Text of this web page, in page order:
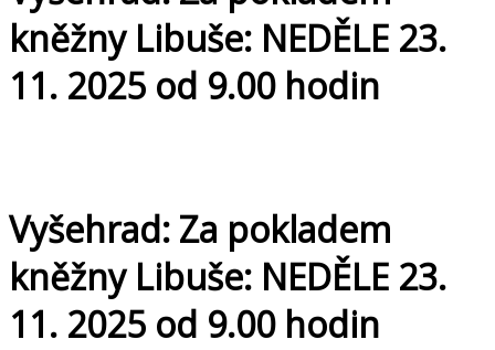
kněžny Libuše: NEDĚLE 23.
11. 2025 od 9.00 hodin
Vyšehrad: Za pokladem
kněžny Libuše: NEDĚLE 23.
11. 2025 od 9.00 hodin